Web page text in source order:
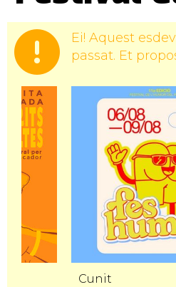
Ei! Aquest
passat. Et
Cunit